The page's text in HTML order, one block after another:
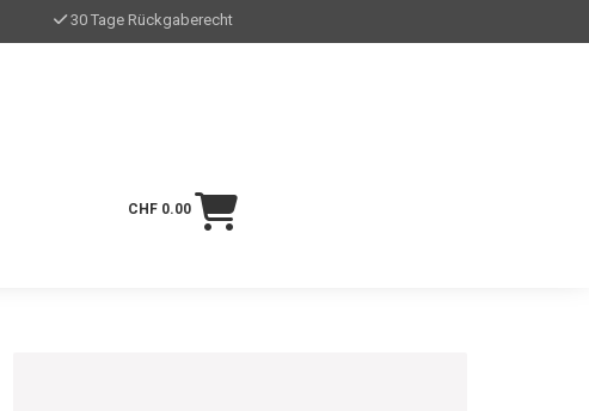
30 Tage Rückgaberecht
CHF 0.00